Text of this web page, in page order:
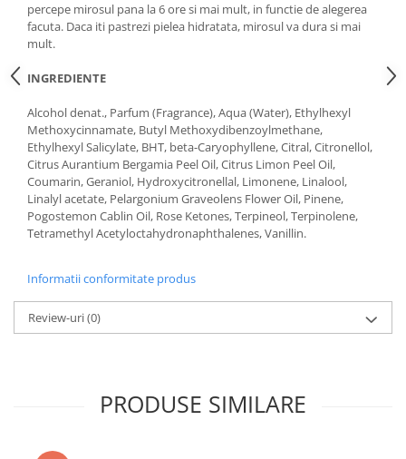
percepe mirosul pana la 6 ore si mai mult, in functie de alegerea
facuta. Daca iti pastrezi pielea hidratata, mirosul va dura si mai
mult.
INGREDIENTE
Alcohol denat., Parfum (Fragrance), Aqua (Water), Ethylhexyl
Methoxycinnamate, Butyl Methoxydibenzoylmethane,
Ethylhexyl Salicylate, BHT, beta-Caryophyllene, Citral, Citronellol,
Citrus Aurantium Bergamia Peel Oil, Citrus Limon Peel Oil,
Coumarin, Geraniol, Hydroxycitronellal, Limonene, Linalool,
Linalyl acetate, Pelargonium Graveolens Flower Oil, Pinene,
Pogostemon Cablin Oil, Rose Ketones, Terpineol, Terpinolene,
Tetramethyl Acetyloctahydronaphthalenes, Vanillin.
Informatii conformitate produs
Review-uri(0)
PRODUSE SIMILARE